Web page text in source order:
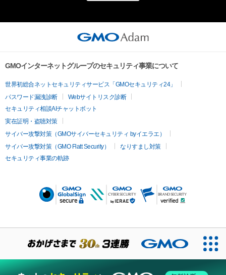
GMOインターネットグループのセキュリティ事業について
世界初総合ネットセキュリティサービス「GMOセキュリティ24」
パスワード漏洩診断
Webサイトリスク診断
セキュリティ相談AIチャットボット
実在証明・盗聴対策
サイバー攻撃対策（GMOサイバーセキュリティ byイエラエ）
サイバー攻撃対策（GMO Flatt Security）
なりすまし対策
セキュリティ事業の軌跡